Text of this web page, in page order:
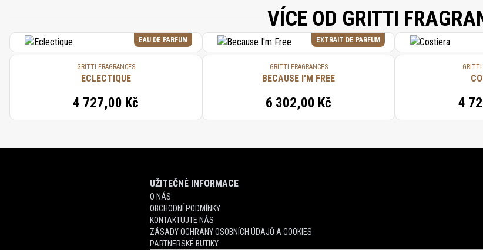
VÍCE OD GRITTI
EAU DE PARFUM
GRITTI FRAGRANCES
ECLECTIQUE
4 727,00 Kč
EXTRAIT DE PARFUM
GRITTI FRAGRANCES
BECAUSE I'M FREE
6 302,00 Kč
GRITTI
4
UŽITEČNÉ INFORMACE
O NÁS
OBCHODNÍ PODMÍNKY
KONTAKTUJTE NÁS
ZÁSADY OCHRANY OSOBNÍCH ÚDAJŮ A COOKIES
PARTNERSKÉ BUTIKY